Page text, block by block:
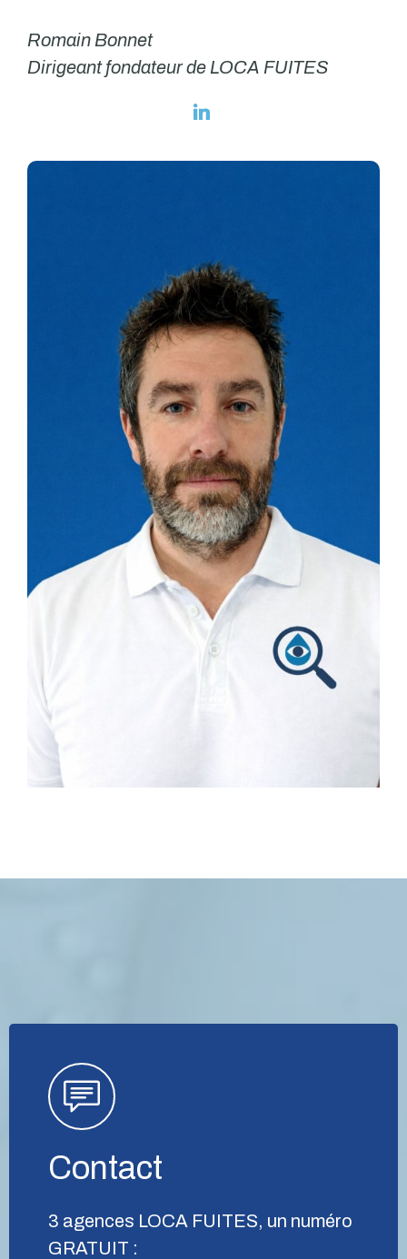
Romain Bonnet
Dirigeant fondateur de LOCA FUITES
Contact
3 agences LOCA FUITES, un numéro
GRATUIT :